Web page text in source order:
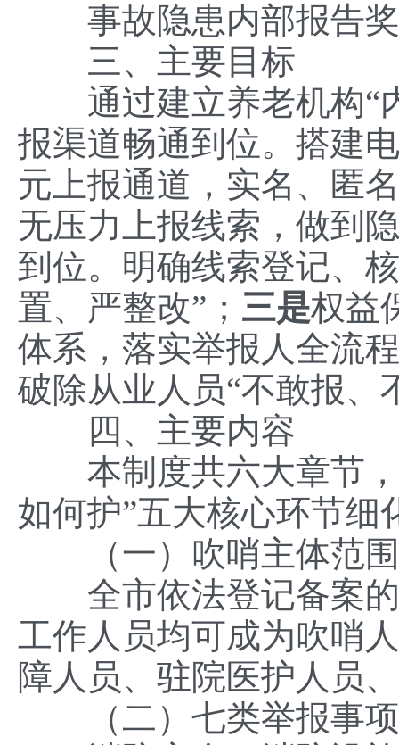
事故隐患内部报告奖
三、主要目标
通过建立养老机构“
报渠道畅通到位。搭建
元上报通道，实名、匿
无压力上报线索，做到
到位。明确线索登记、
置、严整改”； 三是权益
体系，落实举报人全流
破除从业人员“不敢报、
四、主要内容
本制度共六大章节，
如何护”五大核心环节细
（一）吹哨主体范围
全市依法登记备案的
工作人员均可成为吹哨
障人员、驻院医护人员
（二）七类举报事项